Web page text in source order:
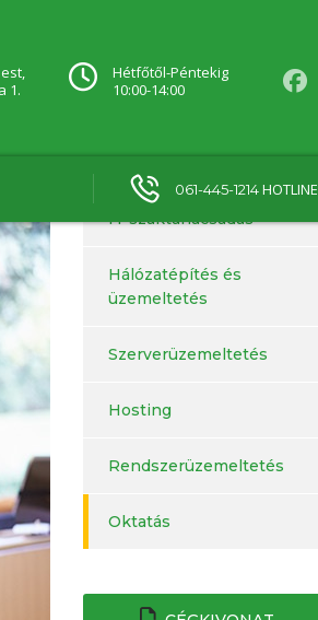
1.
Hétfőtől-Péntekig
10:00-14:00
061-445-1214HOTLINE
IT szaktanácsadás
Hálózatépítés és
üzemeltetés
Szerverüzemeltetés
Hosting
Rendszerüzemeltetés
Oktatás